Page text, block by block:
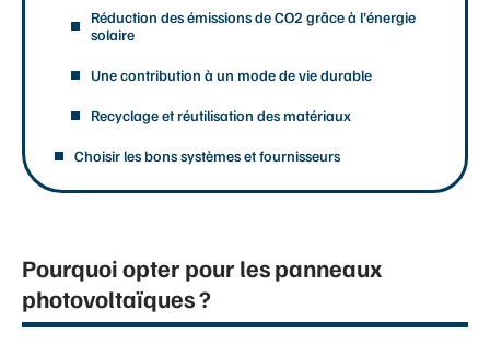
Réduction des émissions de CO2 grâce à l’énergie
solaire
Une contribution à un mode de vie durable
Recyclage et réutilisation des matériaux
Choisir les bons systèmes et fournisseurs
Pourquoi opter pour les panneaux
photovoltaïques ?